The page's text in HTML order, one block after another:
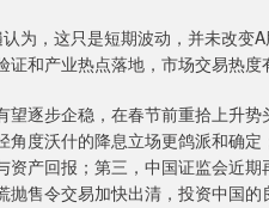
，这只是短期波动，并未改变
和产业热点落地，市场交易热度
逐步企稳，在春节前重拾上升势
度沃什的降息立场更鸽派和确
产回报；第三，中国证监会近
售令交易加快出清，投资中国的